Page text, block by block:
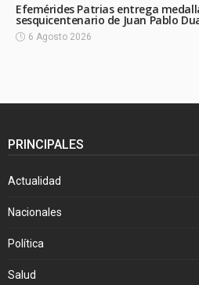
Efemérides Patrias entrega
sesquicentenario de Juan Pablo
6 Agosto 2026
PRINCIPALES
Actualidad
Nacionales
Política
Salud